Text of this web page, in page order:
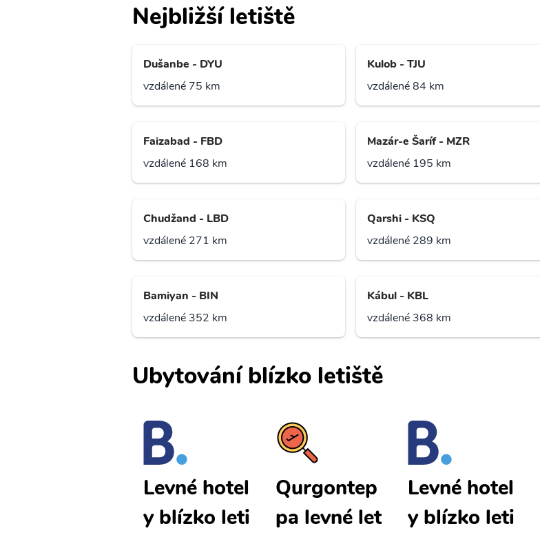
Nejbližší letiště
Dušanbe - DYU
vzdálené 75 km
Kulob - TJU
vzdálené 84 km
Faizabad - FBD
vzdálené 168 km
Mazár-e Šaríf - MZR
vzdálené 195 km
Chudžand - LBD
vzdálené 271 km
Qarshi - KSQ
vzdálené 289 km
Bamiyan - BIN
vzdálené 352 km
Kábul - KBL
vzdálené 368 km
Ubytování blízko letiště
Levné hotel
y blízko leti
Qurgontep
pa levné let
Levné hotel
y blízko leti